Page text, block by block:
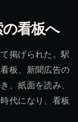
看板へ
掲げられた。駅
板、新聞広告の
、紙面を読み、
代になり、看板